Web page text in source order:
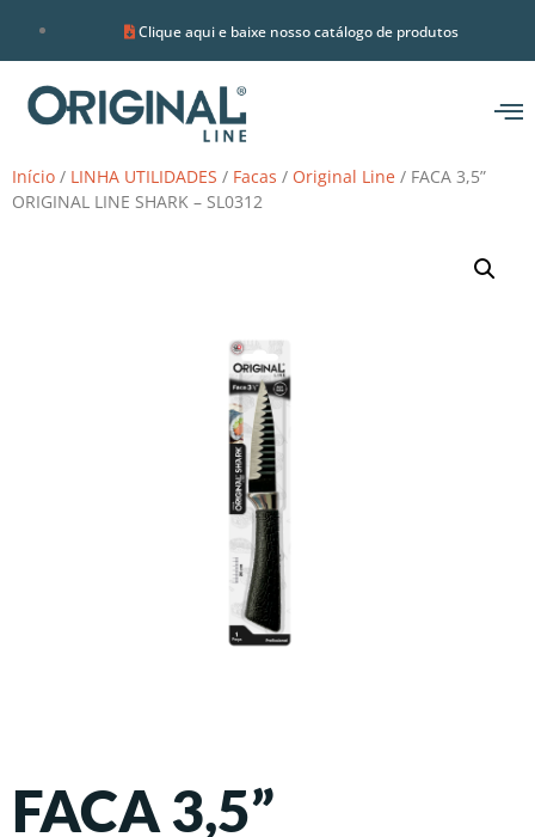
Clique aqui e baixe nosso catálogo de produtos
Início / LINHA UTILIDADES / Facas / Original Line / FACA 3,5”
ORIGINAL LINE SHARK – SL0312
FACA 3,5”